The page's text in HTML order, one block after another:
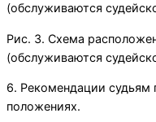
(обслуживаются
Рис. 3. Схема
(обслуживаются
6. Рекомендации судьям
положениях.